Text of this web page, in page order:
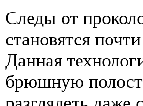
Следы от
становятся
Данная
брюшную